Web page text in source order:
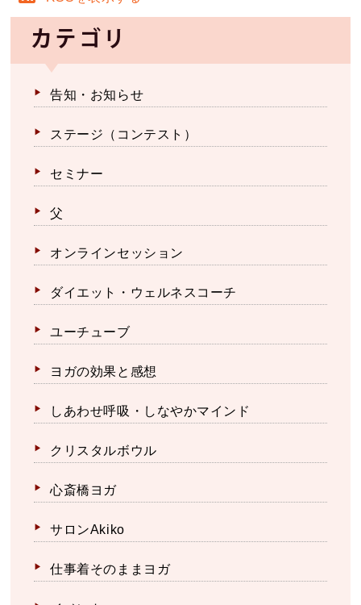
カテゴリ
告知・お知らせ
ステージ（コンテスト）
セミナー
父
オンラインセッション
ダイエット・ウェルネスコーチ
ユーチューブ
ヨガの効果と感想
しあわせ呼吸・しなやかマインド
クリスタルボウル
心斎橋ヨガ
サロンAkiko
仕事着そのままヨガ